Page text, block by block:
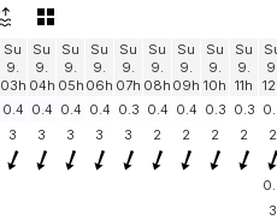
Su
9.
03h
Su
9.
04h
Su
9.
05h
Su
9.
06h
Su
9.
07h
Su
9.
08h
Su
9.
09h
Su
9.
10h
Su
9.
11h
0.4 0.4 0.4 0.4 0.3 0.4 0.4 0.3 0.3
3 3 3 3 3 2 2 2 2 2
3